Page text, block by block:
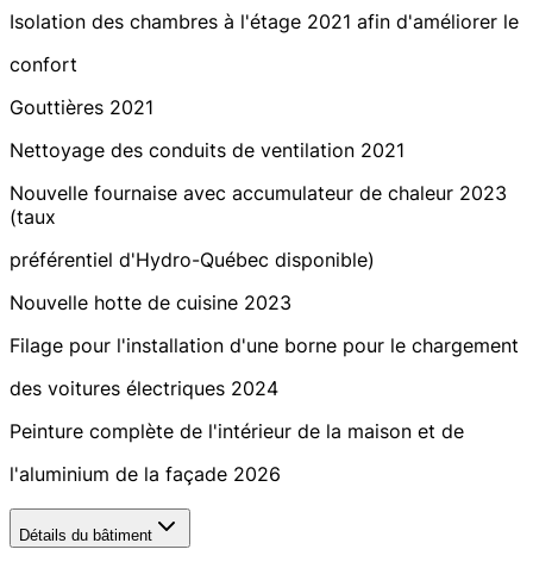
Isolation des chambres à l'étage 2021 afin d'améliorer le
confort
Gouttières 2021
Nettoyage des conduits de ventilation 2021
Nouvelle fournaise avec accumulateur de chaleur 2023
(taux
préférentiel d'Hydro-Québec disponible)
Nouvelle hotte de cuisine 2023
Filage pour l'installation d'une borne pour le chargement
des voitures électriques 2024
Peinture complète de l'intérieur de la maison et de
l'aluminium de la façade 2026
Détails du bâtiment